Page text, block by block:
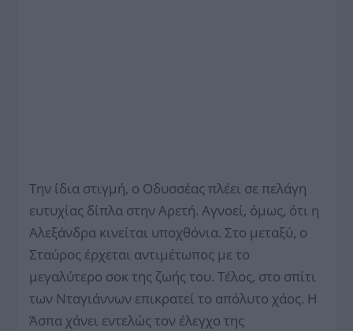
Την ίδια στιγμή, ο Οδυσσέας πλέει σε πελάγη
ευτυχίας δίπλα στην Αρετή. Αγνοεί, όμως, ότι η
Αλεξάνδρα κινείται υποχθόνια. Στο μεταξύ, ο
Σταύρος έρχεται αντιμέτωπος με το
μεγαλύτερο σοκ της ζωής του. Τέλος, στο σπίτι
των Νταγιάννων επικρατεί το απόλυτο χάος. Η
Άσπα χάνει εντελώς τον έλεγχο της